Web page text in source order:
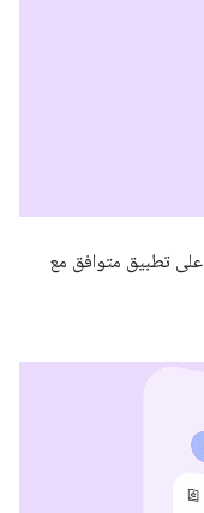
على تطبيق متوافق مع